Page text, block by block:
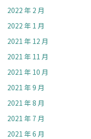
2022 年 2 月
2022 年 1 月
2021 年 12 月
2021 年 11 月
2021 年 10 月
2021 年 9 月
2021 年 8 月
2021 年 7 月
2021 年 6 月